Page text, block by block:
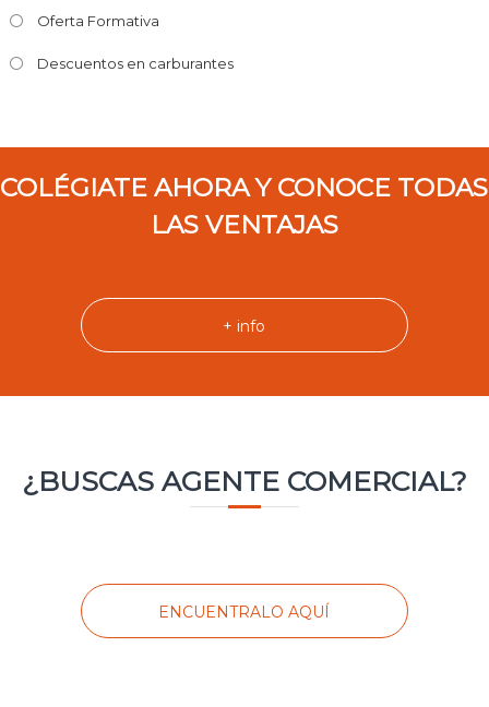
Oferta Formativa
Descuentos en carburantes
COLÉGIATE AHORA Y CONOCE TODAS
LAS VENTAJAS
+ info
¿BUSCAS AGENTE COMERCIAL?
ENCUENTRALO AQUÍ